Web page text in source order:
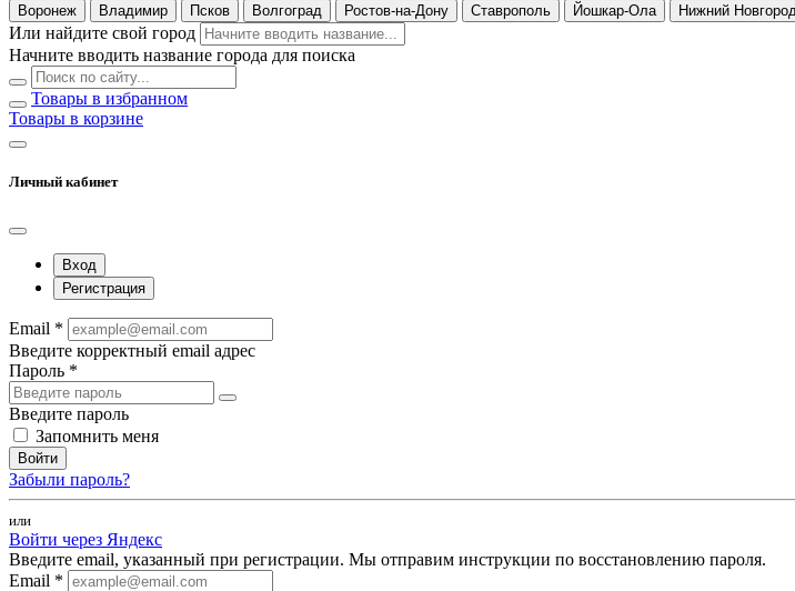
Воронеж
Владимир Псков Волгоград Ростов-на-Дону Ставрополь Йошкар-Ола Нижний Новгород
Или найдите свой город
Начните вводить название города для поиска
Товары в избранном
Товары в корзине
Личный кабинет
Вход
Регистрация
Email *
Введите корректный email адрес
Пароль *
Введите пароль
Запомнить меня
Войти
Забыли пароль?
или
Войти через Яндекс
Введите email, указанный при регистрации. Мы отправим инструкции по восстановлению пароля.
Email *